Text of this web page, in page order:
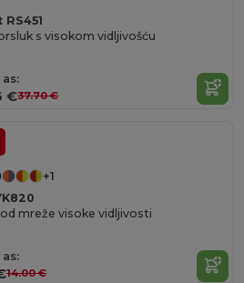
s visokom vidljivošću
€37.70 €
+1
mreže visoke vidljivosti
14.00 €